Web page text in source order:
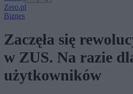
Zero.pl
Biznes
Zaczęła się
w ZUS. Na razie
użytkowników